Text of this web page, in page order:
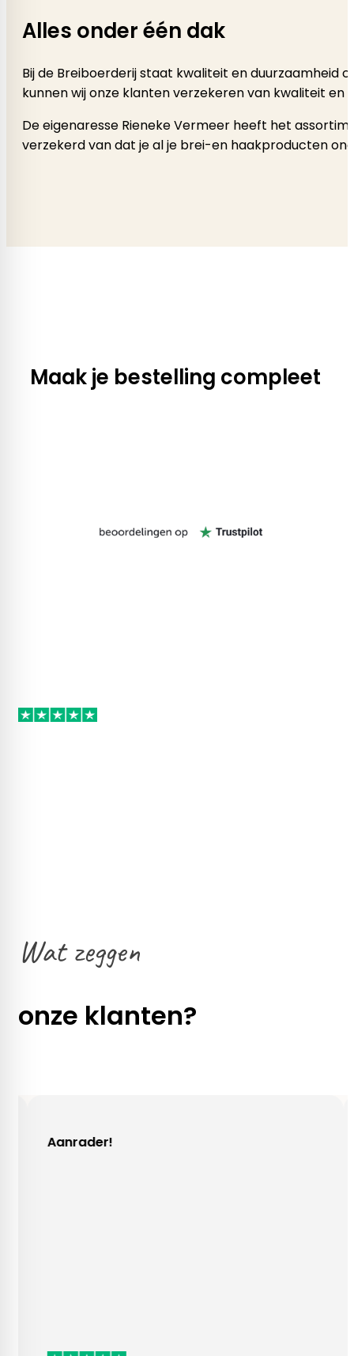
Alles onder één dak
Bij de Breiboerderij staat kwaliteit en duurzaamheid
kunnen wij onze klanten verzekeren van kwaliteit en
De eigenaresse Rieneke Vermeer heeft het
verzekerd van dat je al je brei-en haakproducten
Maak je bestelling compleet
Wat zeggen
onze klanten?